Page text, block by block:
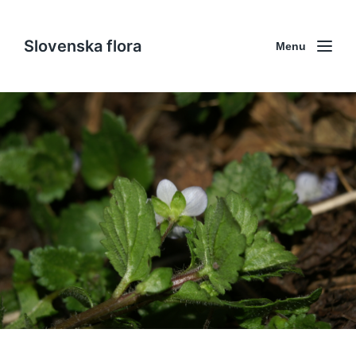
Slovenska flora Menu